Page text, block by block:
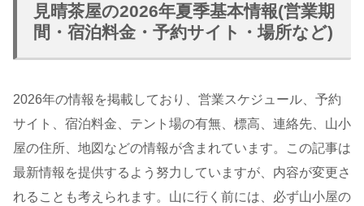
見晴茶屋の2026年夏季基本情報(営業期
間・宿泊料金・予約サイト・場所など)
2026年の情報を掲載しており、営業スケジュール、予約
サイト、宿泊料金、テント場の有無、標高、連絡先、山小
屋の住所、地図などの情報が含まれています。この記事は
最新情報を提供するよう努力していますが、内容が変更さ
れることも考えられます。山に行く前には、必ず山小屋の